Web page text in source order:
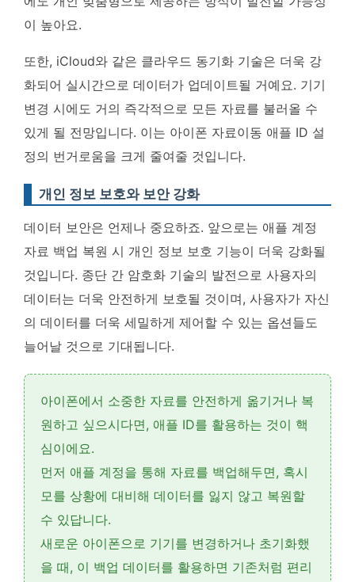
이 높아요.
또한, iCloud와 같은 클라우드 동기화 기술은 더욱 강
화되어 실시간으로 데이터가 업데이트될 거예요. 기기
변경 시에도 거의 즉각적으로 모든 자료를 불러올 수
있게 될 전망입니다. 이는 아이폰 자료이동 애플 ID 설
정의 번거로움을 크게 줄여줄 것입니다.
개인 정보 보호와 보안 강화
데이터 보안은 언제나 중요하죠. 앞으로는 애플 계정
자료 백업 복원 시 개인 정보 보호 기능이 더욱 강화될
것입니다. 종단 간 암호화 기술의 발전으로 사용자의
데이터는 더욱 안전하게 보호될 것이며, 사용자가 자신
의 데이터를 더욱 세밀하게 제어할 수 있는 옵션들도
늘어날 것으로 기대됩니다.
아이폰에서 소중한 자료를 안전하게 옮기거나 복
원하고 싶으시다면, 애플 ID를 활용하는 것이 핵
심이에요.
먼저 애플 계정을 통해 자료를 백업해두면, 혹시
모를 상황에 대비해 데이터를 잃지 않고 복원할
수 있답니다.
새로운 아이폰으로 기기를 변경하거나 초기화했
을 때, 이 백업 데이터를 활용하면 기존처럼 편리